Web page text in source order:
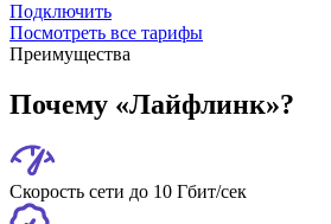
Подключить
Посмотреть все тарифы
Преимущества
Почему «Лайфлинк»?
Скорость сети до 10 Гбит/сек